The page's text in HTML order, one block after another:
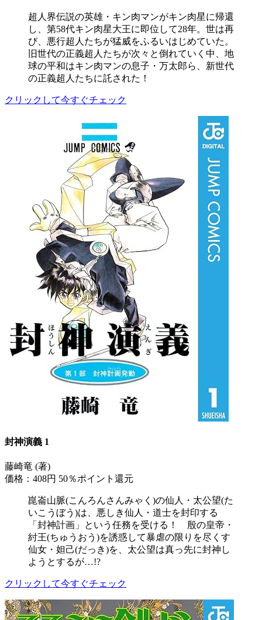
超人界伝説の英雄・キン肉マンがキン肉星に帰還
し、第58代キン肉星大王に即位して28年。世は再
び、悪行超人たちが猛威をふるいはじめていた。
旧世代の正義超人たちが次々と倒れていく中、地
球の平和はキン肉マンの息子・万太郎ら、新世代
の正義超人たちに託された！
クリックして今すぐチェック
封神演義 1
藤崎竜 (著)
価格：408円 50％ポイント還元
崑崙山脈(こんろんさんみゃく)の仙人・太公望(た
いこうぼう)は、悪しき仙人・道士を封印する
「封神計画」という任務を受ける！ 殷の皇帝・
紂王(ちゅうおう)を誘惑して暴虐の限りを尽くす
仙女・妲己(だっき)を、太公望は真っ先に封神し
ようとするが…!?
クリックして今すぐチェック